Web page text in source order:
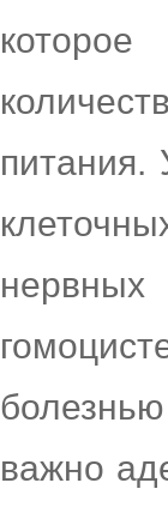
питания.
важно